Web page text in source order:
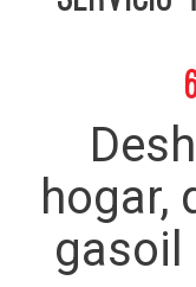
hogar,
gasoil